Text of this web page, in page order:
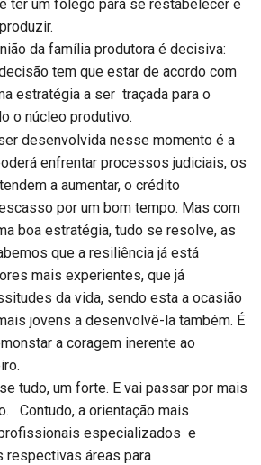
ter um fôlego para se restabelecer e
da família produtora é decisiva:
tem que estar de acordo com
estratégia a ser traçada para o
o núcleo produtivo.
desenvolvida nesse momento é a
enfrentar processos judiciais, os
a aumentar, o crédito
por um bom tempo. Mas com
boa estratégia, tudo se resolve, as
que a resiliência já está
mais experientes, que já
da vida, sendo esta a ocasião
jovens a desenvolvê-la também. É
a coragem inerente ao
tudo, um forte. E vai passar por mais
Contudo, a orientação mais
especializados e
respectivas áreas para